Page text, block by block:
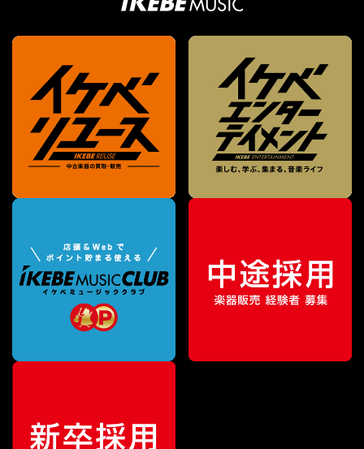
販売価格¥18,000（税込）